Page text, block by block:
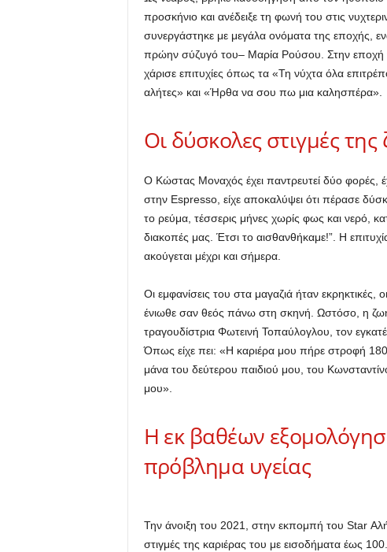
προσκήνιο και ανέδειξε τη φωνή του στις
συνεργάστηκε με μεγάλα ονόματα της εποχής,
πρώην σύζυγό του– Μαρία Ρούσου. Στην εποχή
χάρισε επιτυχίες όπως τα «Τη νύχτα όλα
αλήτες» και «Ήρθα να σου πω μια καλησπέρα».
Οι δύσκολες στιγμές
Ο Κώστας Μοναχός έχει παντρευτεί δύο φορές,
στην Espresso, είχε αποκαλύψει ότι πέρασε
το ρεύμα, τέσσερις μήνες χωρίς φως και νερό,
διακοπές μας. Έτσι το αισθανθήκαμε!”. Η
ακούγεται μέχρι και σήμερα.
Οι εμφανίσεις του στα μαγαζιά ήταν εκρηκτικές,
ένιωθε σαν θεός πάνω στη σκηνή. Ωστόσο, η
τραγουδίστρια Φωτεινή Τοπαύλογλου, τον
Όπως είχε πει: «Η καριέρα μου πήρε στροφή 180
μάνα του δεύτερου παιδιού μου, του
μου».
Η εκ βαθέων
πρόβλημα υγείας
Την άνοιξη του 2021, στην εκπομπή του Star
στιγμές της καριέρας του με εισοδήματα έως